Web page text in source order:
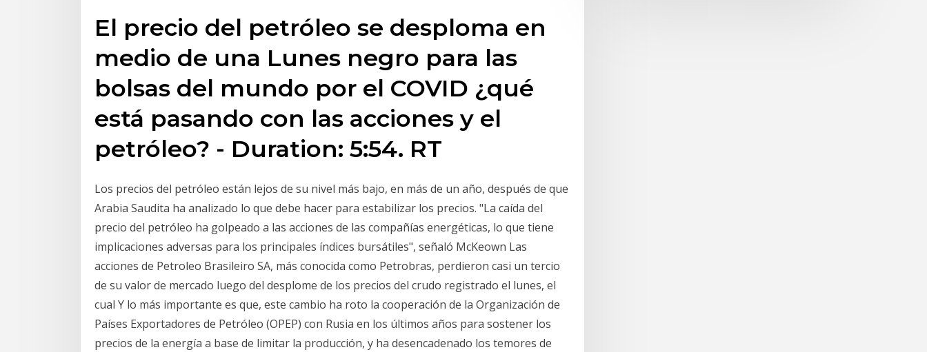
El precio del petróleo se desploma en
medio de una Lunes negro para las
bolsas del mundo por el COVID ¿qué
está pasando con las acciones y el
petróleo? - Duration: 5:54. RT
Los precios del petróleo están lejos de su nivel más bajo, en más de un año, después de que
Arabia Saudita ha analizado lo que debe hacer para estabilizar los precios. "La caída del
precio del petróleo ha golpeado a las acciones de las compañías energéticas, lo que tiene
implicaciones adversas para los principales índices bursátiles", señaló McKeown Las
acciones de Petroleo Brasileiro SA, más conocida como Petrobras, perdieron casi un tercio
de su valor de mercado luego del desplome de los precios del crudo registrado el lunes, el
cual Y lo más importante es que, este cambio ha roto la cooperación de la Organización de
Países Exportadores de Petróleo (OPEP) con Rusia en los últimos años para sostener los
precios de la energía a base de limitar la producción, y ha desencadenado los temores de